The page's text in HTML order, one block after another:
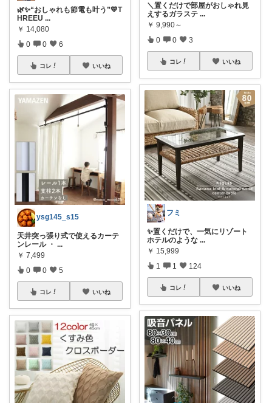
🌿✨“おしゃれも節電も叶う”💛T
HREEU ...
￥ 14,080
0 0 6
コレ いいね
ysg145_s15
天井突っ張り式で使えるカーテ
ンレール ・ ...
￥ 7,499
0 0 5
コレ いいね
＼置くだけで部屋がおしゃれ見
えするガラステ ...
￥ 9,990～
0 0 3
コレ いいね
フミ
✨置くだけで、一気にリゾート
ホテルのような ...
￥ 15,999
1 1 124
コレ いいね